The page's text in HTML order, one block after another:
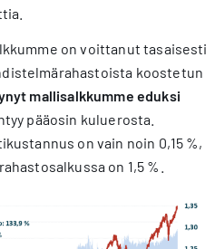
on voittanut tasaisesti
koostetun
mallisalkkumme eduksi
pääosin kuluerosta.
on vain noin 0,15 %,
on 1,5 %.